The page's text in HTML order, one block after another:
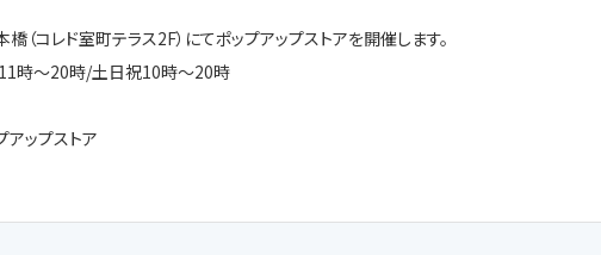
（コレド室町テラス2F）にてポップアップストアを開催します。
11時～20時/土日祝10時～20時
アップストア